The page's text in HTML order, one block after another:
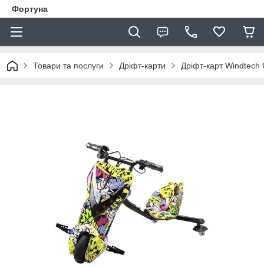
Фортуна
Товари та послуги Дріфт-карти Дріфт-карт Windtech